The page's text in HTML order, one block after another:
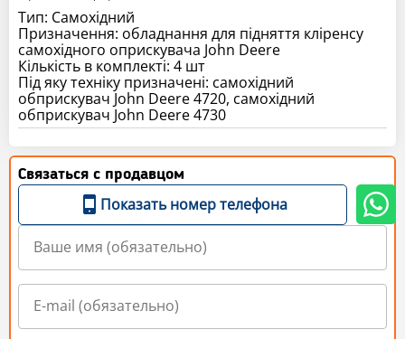
Тип: Самохідний
Призначення: обладнання для підняття кліренсу
самохідного оприскувача John Deere
Кількість в комплекті: 4 шт
Під яку техніку призначені: самохідний
обприскувач John Deere 4720, самохідний
Связаться с продавцом
Показать номер телефона